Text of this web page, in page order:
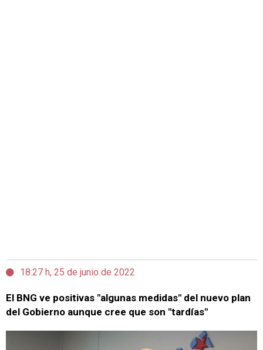
18:27 h, 25 de junio de 2022
El BNG ve positivas "algunas medidas" del nuevo plan
del Gobierno aunque cree que son "tardías"